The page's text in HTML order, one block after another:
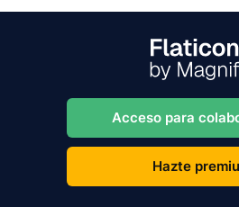
Acceso para
Hazte